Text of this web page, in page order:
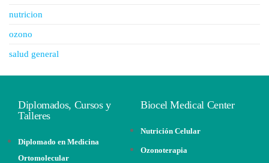
nutricion
ozono
salud general
Diplomados, Cursos y
Talleres
Diplomado en Medicina
Ortomolecular
Biocel Medical Center
Nutrición Celular
Ozonoterapia